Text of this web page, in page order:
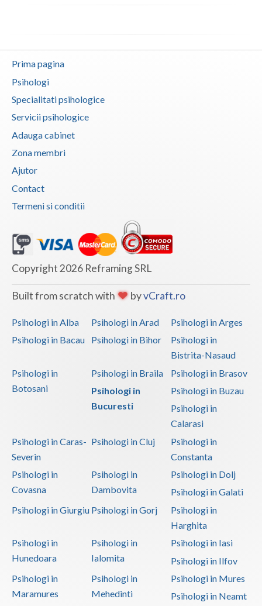
Tulcea
Vaslui
Vrancea
Prima pagina
Psihologi
Specialitati psihologice
Servicii psihologice
Adauga cabinet
Zona membri
Ajutor
Contact
Termeni si conditii
Copyright 2026 Reframing SRL
Built from scratch with byvCraft.ro
Psihologi in Alba Psihologi in Arad
Psihologi in Arges
Psihologi in Bacau
Psihologi in Bihor
Psihologi in
Bistrita-Nasaud
Psihologi in
Botosani
Psihologi in Braila
Psihologi in Brasov
Psihologi in
Bucuresti
Psihologi in Buzau
Psihologi in
Calarasi
Psihologi in Caras-
Severin
Psihologi in Cluj
Psihologi in
Constanta
Psihologi in
Covasna
Psihologi in
Dambovita
Psihologi in Dolj
Psihologi in Galati
Psihologi in Giurgiu Psihologi in Gorj
Psihologi in
Harghita
Psihologi in
Hunedoara
Psihologi in
Ialomita
Psihologi in Iasi
Psihologi in Ilfov
Psihologi in
Maramures
Psihologi in
Mehedinti
Psihologi in Mures
Psihologi in Neamt